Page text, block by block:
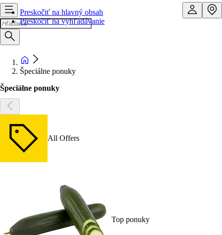
Preskočiť na hlavný obsah
Preskočiť na vyhľadávanie
Špeciálne ponuky
Špeciálne ponuky
All Offers
Top ponuky